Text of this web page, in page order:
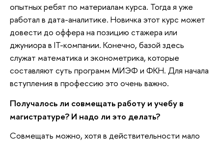
опытных ребят по материалам курса. Тогда я уже
работал в дата-аналитике. Новичка этот курс может
довести до оффера на позицию стажера или
джуниора в IT-компании. Конечно, базой здесь
служат математика и эконометрика, которые
составляют суть программ МИЭФ и ФКН. Для начала
вступления в профессию это очень важно.
Получалось ли совмещать работу и учебу в
магистратуре? И надо ли это делать?
Совмещать можно, хотя в действительности мало